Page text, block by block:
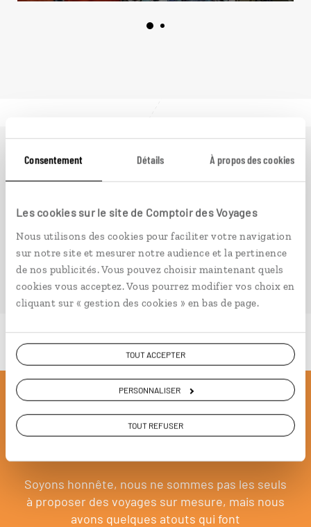
Consentement Détails À propos des cookies
Les cookies sur le site de Comptoir des Voyages
Nous utilisons des cookies pour faciliter votre navigation
sur notre site et mesurer notre audience et la pertinence
de nos publicités. Vous pouvez choisir maintenant quels
cookies vous acceptez. Vous pourrez modifier vos choix en
cliquant sur « gestion des cookies » en bas de page.
TOUT ACCEPTER
PERSONNALISER
TOUT REFUSER
Ailleursest le magazine web de Comptoir des Voyages.
Conçu pour ceux qui préparent leur voyage et ceux que
monde, il fait naître une irrésistible envie d’aller voir
ailleurs.
PLONGER DANS NOTRE MAGAZINE
Pourquoi voyager avec
Soyons honnête, nous ne sommes pas les seuls
à proposer des voyages sur mesure, mais nous
avons quelques atouts qui font